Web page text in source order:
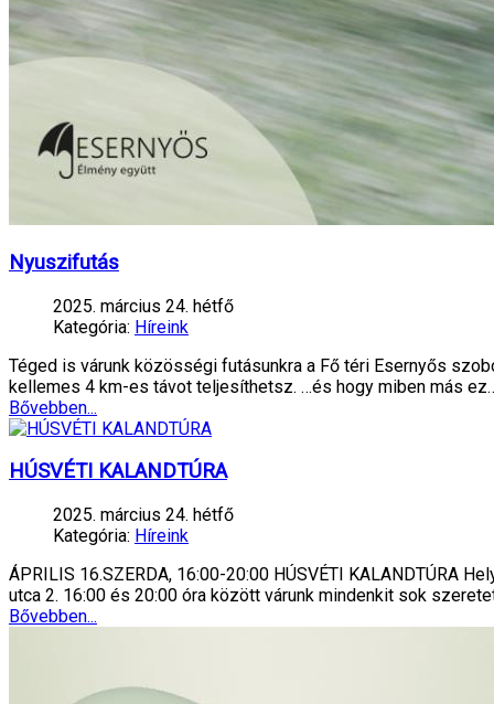
Nyuszifutás
2025. március 24. hétfő
Kategória: Híreink
Téged is várunk közösségi futásunkra a Fő téri Esernyős
kellemes 4 km-es távot teljesíthetsz. …és hogy miben más
Bővebben...
HÚSVÉTI KALANDTÚRA
2025. március 24. hétfő
Kategória: Híreink
ÁPRILIS 16.SZERDA, 16:00-20:00 HÚSVÉTI KALANDTÚRA
utca 2. 16:00 és 20:00 óra között várunk mindenkit sok
Bővebben...